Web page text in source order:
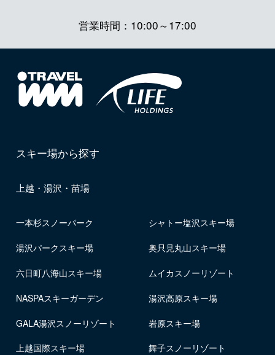
営業時間：10:00～17:00
スキー場から探す
上越・湯沢・苗場
一本杉スノーパーク シャトー塩沢スキー場
湯沢パークスキー場 奥只見丸山スキー場
六日町八海山スキー場 ムイカスノーリゾート
NASPAスキーガーデン 湯沢高原スキー場
GALA湯沢スノーリゾート 岩原スキー場
上越国際スキー場 舞子スノーリゾート